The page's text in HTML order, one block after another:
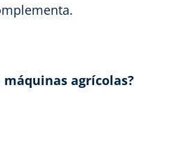
agrícolas?